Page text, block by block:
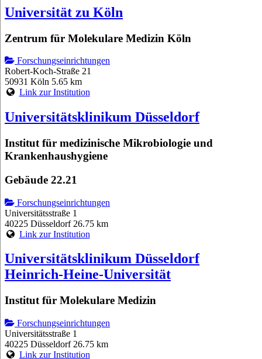
Universität zu Köln
Zentrum für Molekulare Medizin Köln
Forschungseinrichtungen
Robert-Koch-Straße 21
50931 Köln 5.65 km
Link zur Institution
Universitätsklinikum Düsseldorf
Institut für medizinische Mikrobiologie und
Krankenhaushygiene
Gebäude 22.21
Forschungseinrichtungen
Universitätsstraße 1
40225 Düsseldorf 26.75 km
Link zur Institution
Universitätsklinikum Düsseldorf
Heinrich-Heine-Universität
Institut für Molekulare Medizin
Forschungseinrichtungen
Universitätsstraße 1
40225 Düsseldorf 26.75 km
Link zur Institution